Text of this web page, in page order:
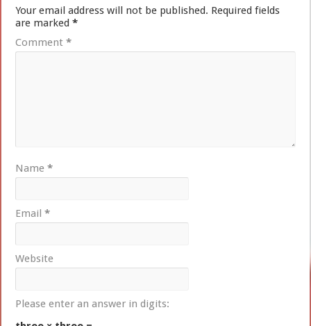
Your email address will not be published. Required fields
are marked*
Comment*
Name*
Email*
Website
Please enter an answer in digits: